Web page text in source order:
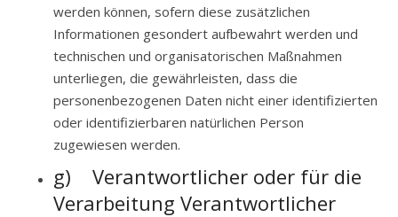
werden können, sofern diese zusätzlichen
Informationen gesondert aufbewahrt werden und
technischen und organisatorischen Maßnahmen
unterliegen, die gewährleisten, dass die
personenbezogenen Daten nicht einer identifizierten
oder identifizierbaren natürlichen Person
zugewiesen werden.
g) Verantwortlicher oder für die
Verarbeitung Verantwortlicher